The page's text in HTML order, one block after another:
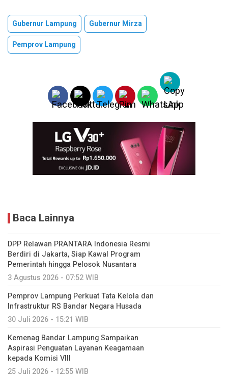
Gubernur Lampung
Gubernur Mirza
Pemprov Lampung
Baca Lainnya
DPP Relawan PRANTARA Indonesia Resmi
Berdiri di Jakarta, Siap Kawal Program
Pemerintah hingga Pelosok Nusantara
3 Agustus 2026 - 07:52 WIB
Pemprov Lampung Perkuat Tata Kelola dan
Infrastruktur RS Bandar Negara Husada
30 Juli 2026 - 15:21 WIB
Kemenag Bandar Lampung Sampaikan
Aspirasi Penguatan Layanan Keagamaan
kepada Komisi VIII
25 Juli 2026 - 12:55 WIB